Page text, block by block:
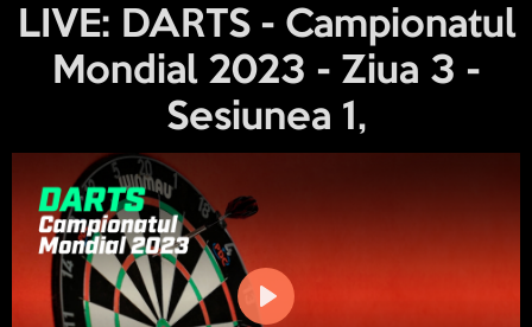
LIVE: DARTS - Campionatul
Mondial 2023 - Ziua 3 -
Sesiunea 1,